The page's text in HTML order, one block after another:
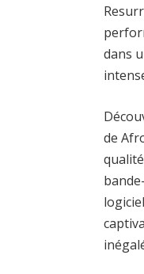
dans
de